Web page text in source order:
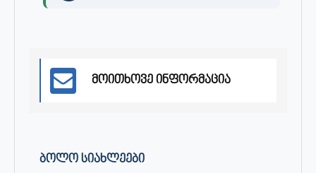
მოითხოვე ინფორმაცია
ᲑᲝᲚᲝ ᲡᲘᲐᲮᲚᲔᲔᲑᲘ